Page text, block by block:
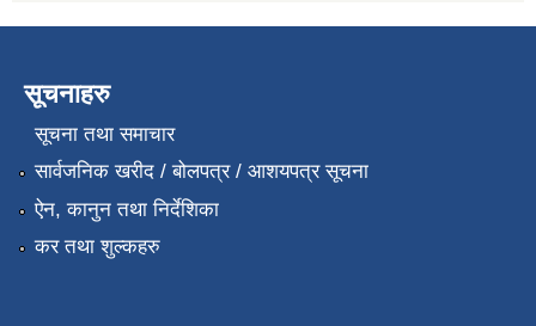
सूचनाहरु
सूचना तथा समाचार
सार्वजनिक खरीद / बोलपत्र / आशयपत्र सूचना
ऐन, कानुन तथा निर्देशिका
कर तथा शुल्कहरु